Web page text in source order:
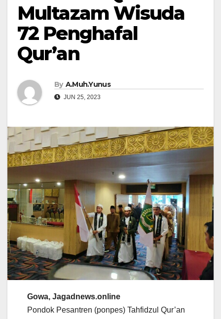
Multazam Wisuda
72 Penghafal
Qur’an
By A.Muh.Yunus
JUN 25, 2023
Gowa, Jagadnews.online
Pondok Pesantren (ponpes) Tahfidzul Qur’an